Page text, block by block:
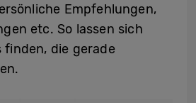
Empfehlungen,
etc. So lassen sich
finden, die gerade